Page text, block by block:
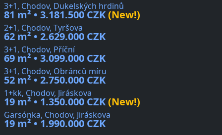
3+1, Chodov, Dukelských hrdinů
81 m² • 3.181.500 CZK(New!)
2+1, Chodov, Tyršova
62 m² • 2.629.000 CZK
3+1, Chodov, Příční
69 m² • 3.099.000 CZK
3+1, Chodov, Obránců míru
52 m² • 2.750.000 CZK
1+kk, Chodov, Jiráskova
19 m² • 1.350.000 CZK(New!)
Garsónka, Chodov, Jiráskova
19 m² • 1.990.000 CZK